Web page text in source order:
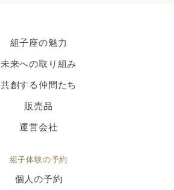
組子座の魅力
未来への取り組み
共創する仲間たち
販売品
運営会社
組子体験の予約
個人の予約